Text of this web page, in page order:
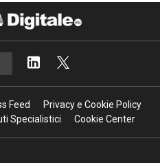
Feed
Privacy e Cookie Policy
Specialistici
Cookie Center